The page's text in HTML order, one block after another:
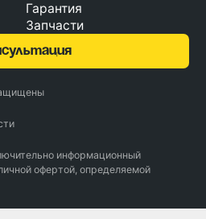
Гарантия
Запчасти
информационный
офертой, определяемой